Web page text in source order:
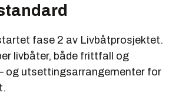
fase 2 av Livbåtprosjektet.
livbåter, både frittfall og
og utsettingsarrangementer for